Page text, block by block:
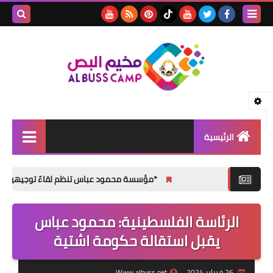
الرئيسية
تقارير
ثفافة و فنون
*مؤسسة محمود عباس تنظم لقاءً توجيهياً لطلبة
الرئاسة الفلسطينية: محمود عباس
يقبل استقالة حكومة اشتية